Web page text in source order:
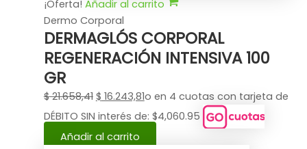
¡Oferta! Añadir al carrito
Dermo Corporal
DERMAGLÓS CORPORAL
REGENERACIÓN INTENSIVA 100
GR
$21.658,41 $ 16.243,81o en 4 cuotas con tarjeta de
DÉBITO SIN interés de: $4,060.95
Añadir al carrito